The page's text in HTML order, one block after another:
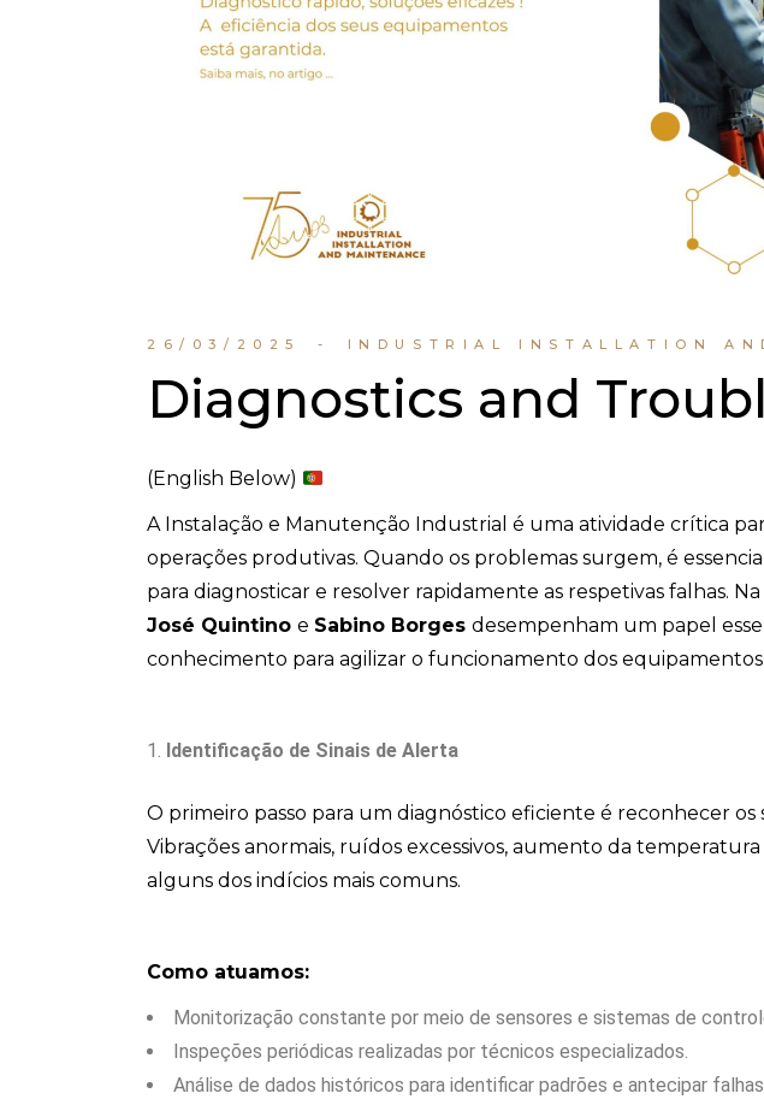
26/03/2025 INDUSTRIAL INSTALLATION
Diagnostics and
(English Below)
A Instalação e Manutenção Industrial é uma atividade crítica
operações produtivas. Quando os problemas surgem, é
para diagnosticar e resolver rapidamente as respetivas falhas. Na
José Quintino e Sabino Borges desempenham um papel
conhecimento para agilizar o funcionamento dos equipamentos
Identificação de Sinais de Alerta
O primeiro passo para um diagnóstico eficiente é reconhecer os
Vibrações anormais, ruídos excessivos, aumento da
alguns dos indícios mais comuns.
Como atuamos:
Monitorização constante por meio de sensores e sistemas de
Inspeções periódicas realizadas por técnicos especializados.
Análise de dados históricos para identificar padrões e antecipar